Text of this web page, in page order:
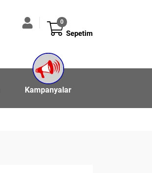
Sepetim
0
Kampanyalar